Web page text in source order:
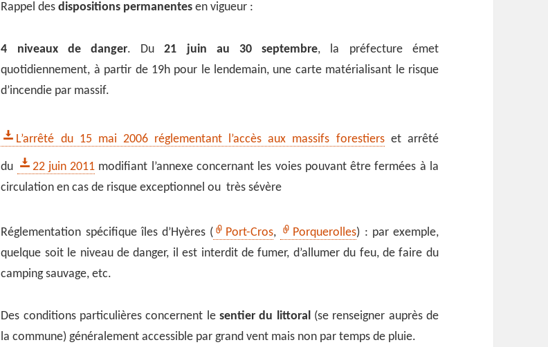
Rappel desdispositions permanentes en vigueur :
4 niveaux de danger. Du21 juin au 30 septembre, la préfecture émet
quotidiennement, à partir de 19h pour le lendemain, une carte matérialisant le risque
d’incendie par massif.
L’arrêté du 15 mai 2006 réglementant l’accès aux massifs forestierset arrêté
du 22 juin 2011 modifiant l’annexe concernant les voies pouvant être fermées à la
circulation en cas de risque exceptionnel ou très sévère
Réglementation spécifique îles d’Hyères ( Port-Cros, Porquerolles) : par exemple,
quelque soit le niveau de danger, il est interdit de fumer, d’allumer du feu, de faire du
camping sauvage, etc.
Des conditions particulières concernent le sentier du littoral (se renseigner auprès de
la commune) généralement accessible par grand vent mais non par temps de pluie.